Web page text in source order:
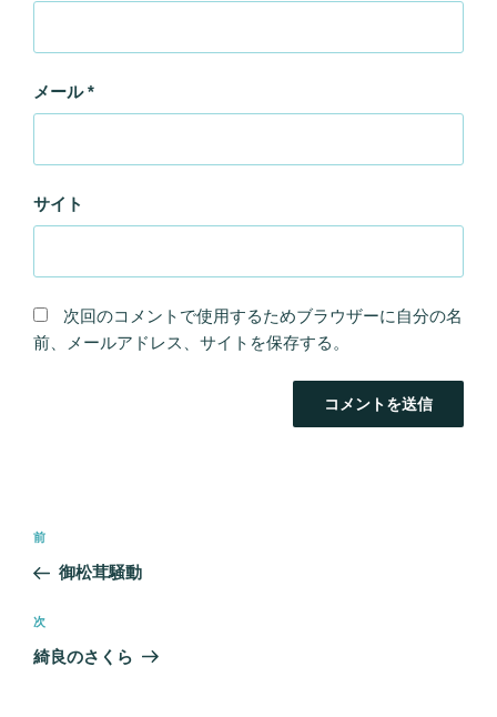
メール*
サイト
次回のコメントで使用するためブラウザーに自分の名
前、メールアドレス、サイトを保存する。
ナ
ビ
ー
前
の
稿
前
御松茸騒動
次
の
次
綺良のさくら